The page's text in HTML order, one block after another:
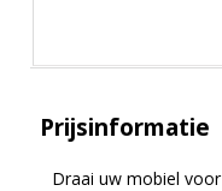
Prijsinformatie
Draai uw mobiel